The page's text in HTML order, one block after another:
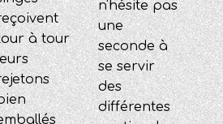
à tour
n'hésite pas
une
seconde à
se servir
des
différentes